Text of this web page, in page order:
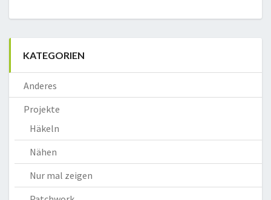
KATEGORIEN
Anderes
Projekte
Häkeln
Nähen
Nur mal zeigen